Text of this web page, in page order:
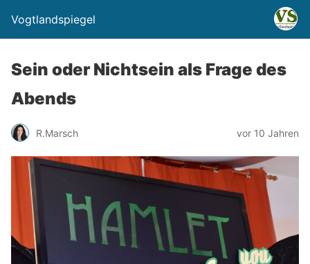
Vogtlandspiegel
Sein oder Nichtsein als Frage des
Abends
R.Marsch vor 10 Jahren